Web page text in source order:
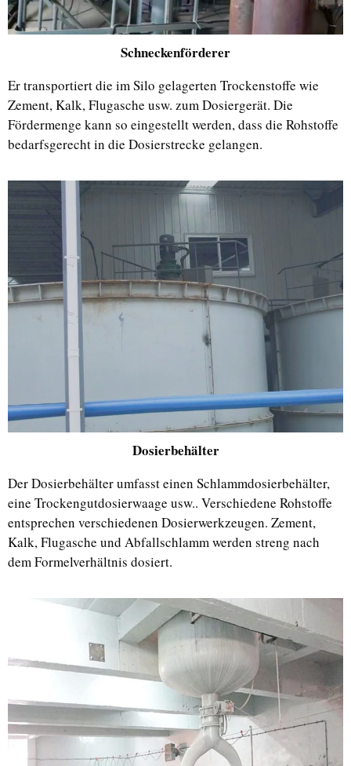
Schneckenförderer
Er transportiert die im Silo gelagerten Trockenstoffe wie
Zement, Kalk, Flugasche usw. zum Dosiergerät. Die
Fördermenge kann so eingestellt werden, dass die Rohstoffe
bedarfsgerecht in die Dosierstrecke gelangen.
Dosierbehälter
Der Dosierbehälter umfasst einen Schlammdosierbehälter,
eine Trockengutdosierwaage usw.. Verschiedene Rohstoffe
entsprechen verschiedenen Dosierwerkzeugen. Zement,
Kalk, Flugasche und Abfallschlamm werden streng nach
dem Formelverhältnis dosiert.